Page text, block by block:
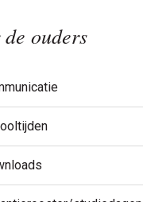
ouders